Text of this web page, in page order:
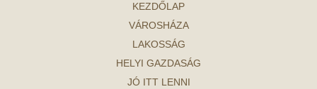
KEZDŐLAP
VÁROSHÁZA
LAKOSSÁG
HELYI GAZDASÁG
JÓ ITT LENNI